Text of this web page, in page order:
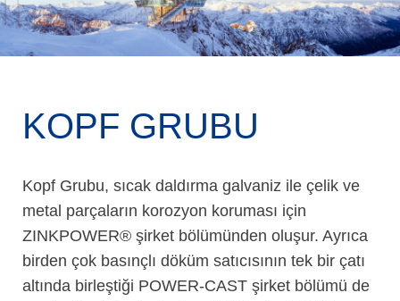
KOPF GRUBU
Kopf Grubu, sıcak daldırma galvaniz ile çelik ve
metal parçaların korozyon koruması için
ZINKPOWER® şirket bölümünden oluşur. Ayrıca
birden çok basınçlı döküm satıcısının tek bir çatı
altında birleştiği POWER-CAST şirket bölümü de